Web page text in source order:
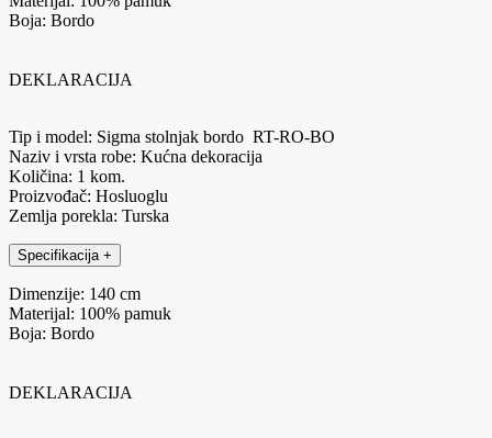
Boja: Bordo
DEKLARACIJA
Tip i model: Sigma stolnjak bordo RT-RO-BO
Naziv i vrsta robe: Kućna dekoracija
Količina: 1 kom.
Proizvođač: Hosluoglu
Zemlja porekla: Turska
Specifikacija +
Dimenzije: 140 cm
Materijal: 100% pamuk
Boja: Bordo
DEKLARACIJA